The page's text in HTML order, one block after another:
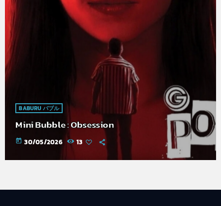
BABURU バブル
Mini Bubble : Obsession
today 30/05/2026 13